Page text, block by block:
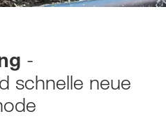
-
schnelle neue